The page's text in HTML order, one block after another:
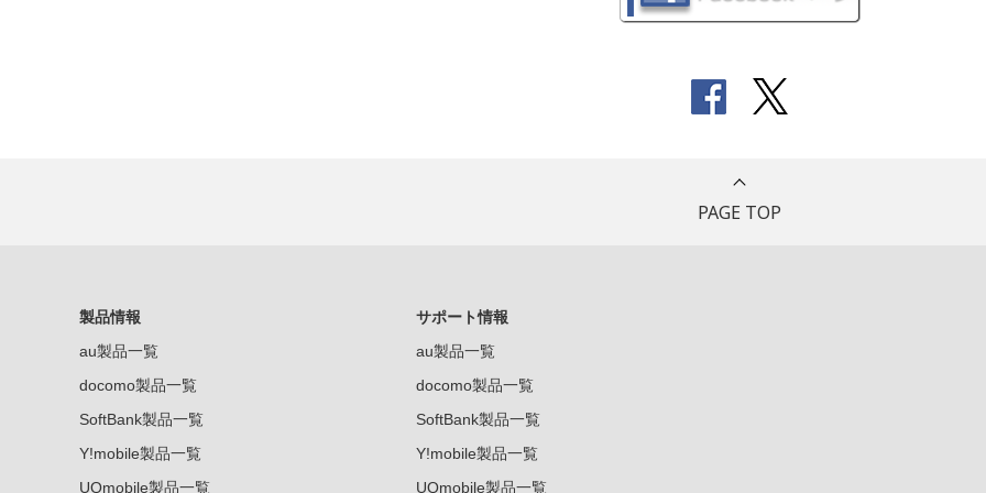
PAGE TOP
製品情報
au製品一覧
docomo製品一覧
SoftBank製品一覧
Y!mobile製品一覧
UQmobile製品一覧
サポート情報
au製品一覧
docomo製品一覧
SoftBank製品一覧
Y!mobile製品一覧
UQmobile製品一覧